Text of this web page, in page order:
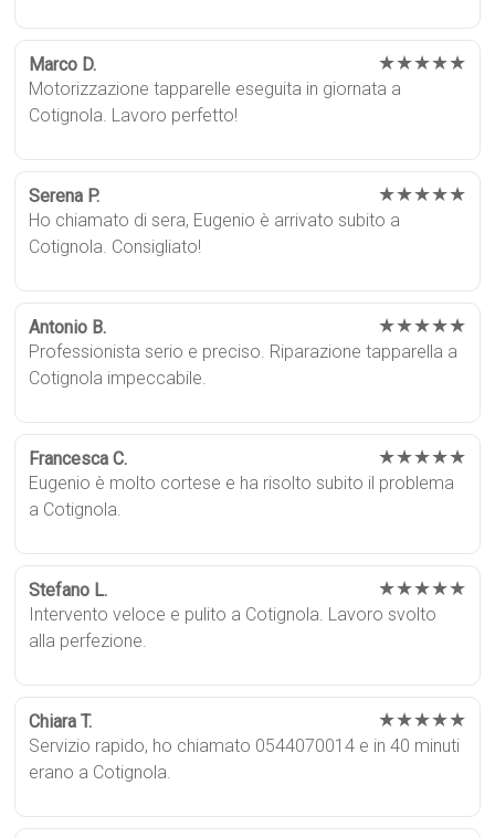
Marco D. ★★★★★
Motorizzazione tapparelle eseguita in giornata a
Cotignola. Lavoro perfetto!
Serena P. ★★★★★
Ho chiamato di sera, Eugenio è arrivato subito a
Cotignola. Consigliato!
Antonio B. ★★★★★
Professionista serio e preciso. Riparazione tapparella a
Cotignola impeccabile.
Francesca C. ★★★★★
Eugenio è molto cortese e ha risolto subito il problema
a Cotignola.
Stefano L. ★★★★★
Intervento veloce e pulito a Cotignola. Lavoro svolto
alla perfezione.
Chiara T. ★★★★★
Servizio rapido, ho chiamato 0544070014 e in 40 minuti
erano a Cotignola.